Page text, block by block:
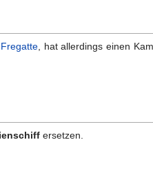
Fregatte, hat allerdings einen
ersetzen.